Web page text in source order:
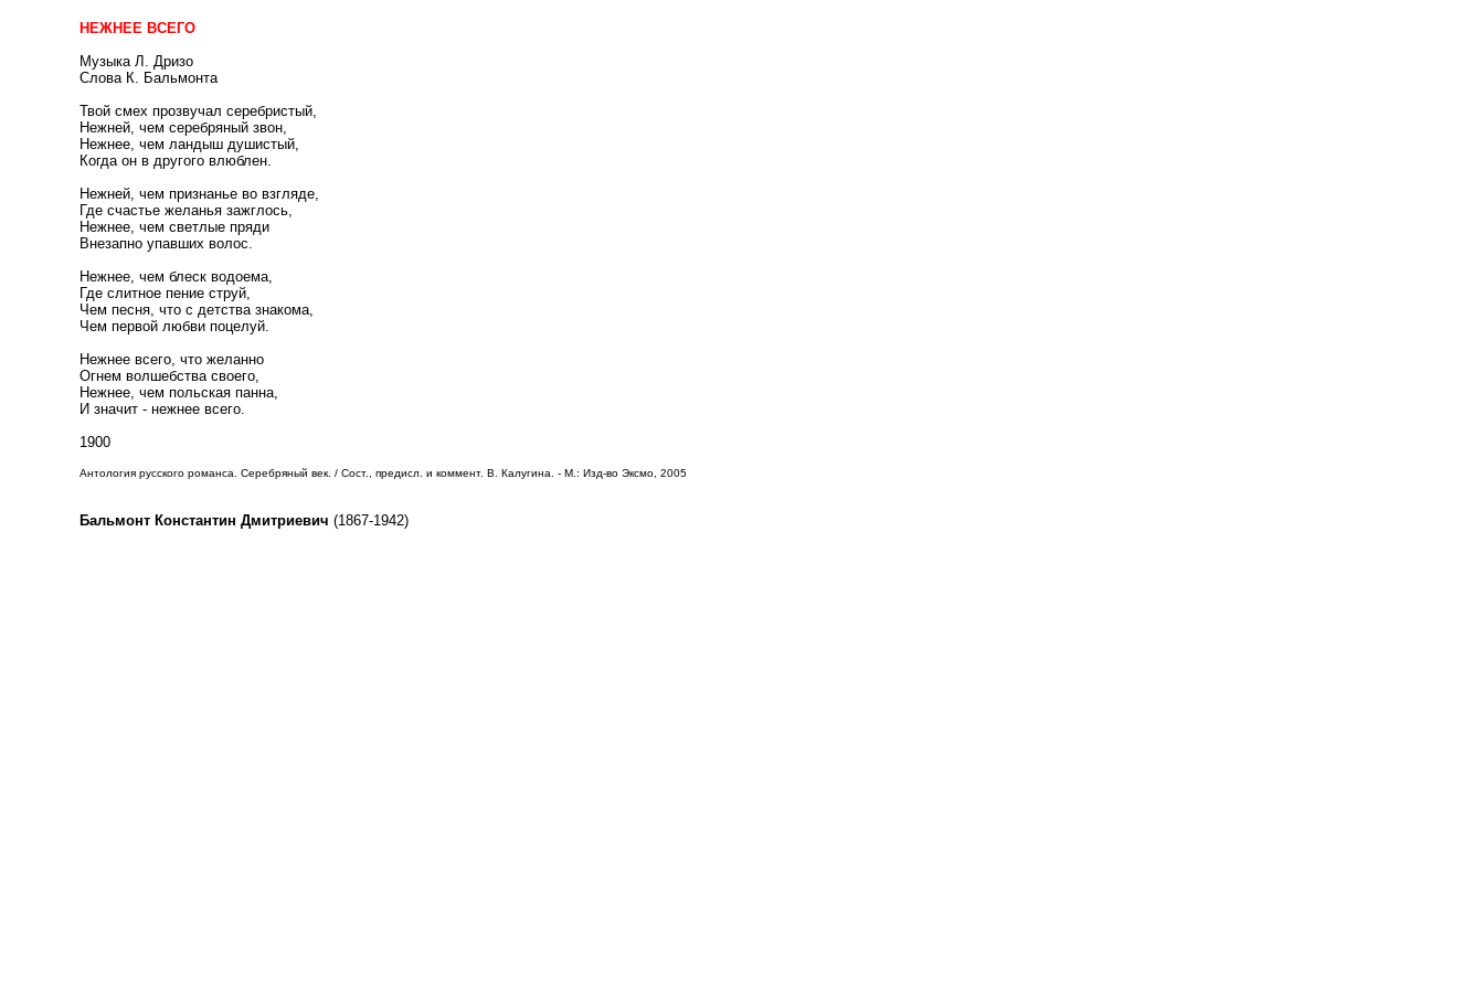
НЕЖНЕЕ ВСЕГО
Музыка Л. Дризо
Слова К. Бальмонта
Твой смех прозвучал серебристый,
Нежней, чем серебряный звон,
Нежнее, чем ландыш душистый,
Когда он в другого влюблен.
Нежней, чем признанье во взгляде,
Где счастье желанья зажглось,
Нежнее, чем светлые пряди
Внезапно упавших волос.
Нежнее, чем блеск водоема,
Где слитное пение струй,
Чем песня, что с детства знакома,
Чем первой любви поцелуй.
Нежнее всего, что желанно
Огнем волшебства своего,
Нежнее, чем польская панна,
И значит - нежнее всего.
1900
Антология русского романса. Серебряный век. / Сост., предисл. и коммент. В. Калугина. - М.: Изд-во Эксмо, 2005
Бальмонт Константин Дмитриевич (1867-1942)